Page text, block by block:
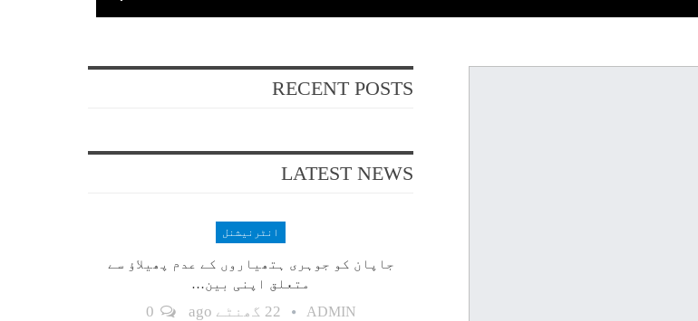
RECENT POSTS
LATEST NEWS
انٹرنیشنل
جاپان کو جوہری ہتھیاروں کے عدم پھیلاؤ سے
متعلق اپنی بین…
ADMIN 22 گھنٹے ago